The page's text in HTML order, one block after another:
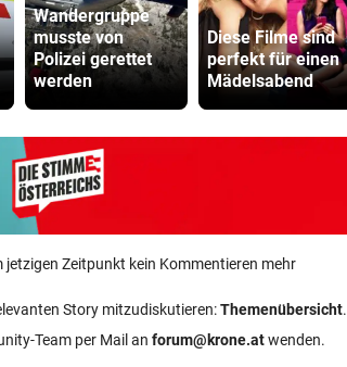
Wandergruppe
musste von
Polizei gerettet
werden
Diese Filme sind
perfekt für einen
Mädelsabend
Zeitpunkt kein Kommentieren mehr
Story mitzudiskutieren:Themenübersicht.
Team per Mail an forum@krone.atwenden.